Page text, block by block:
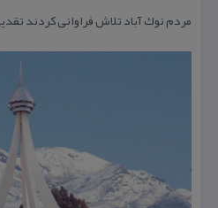
مردم نوك آباد تلاش فراوانی كردند